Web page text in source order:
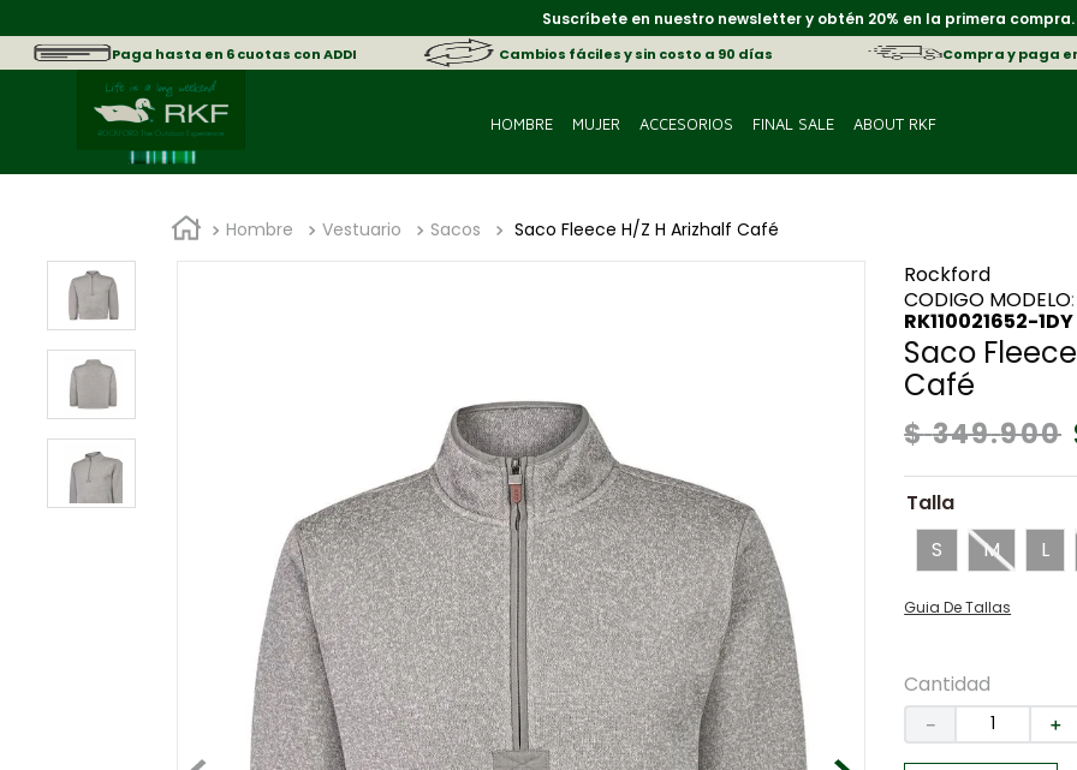
Suscríbete en nuestro newsletter y obtén 20% en la primera compra.
Paga hasta en 6 cuotas con ADDI Cambios fáciles y sin costo a 90 días Compra y paga
HOMBRE MUJER ACCESORIOS FINAL SALE ABOUT RKF
Hombre Vestuario Sacos Saco Fleece H/Z H Arizhalf Café
Rockford
:
RK110021652-1DY
Saco
Café
$ 349.900
Talla
S
M L
Guia De Tallas
Cantidad
＋
－